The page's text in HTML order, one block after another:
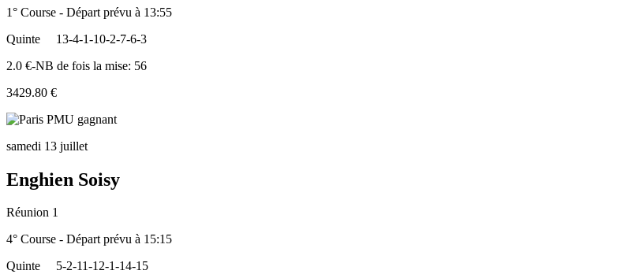
1° Course - Départ prévu à 13:55
Quinte
13-4-1-10-2-7-6-3
2.0 €-NB de fois la mise: 56
3429.80 €
samedi 13 juillet
Enghien Soisy
Réunion 1
4° Course - Départ prévu à 15:15
Quinte
5-2-11-12-1-14-15